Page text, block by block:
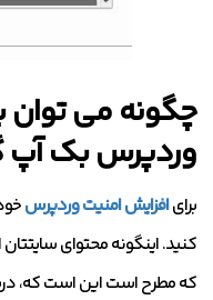
چگونه می توان
وردپرس بک آپ
برایافزایش امنیت وردپرس
کنید. اینگونه محتوای
که مطرح است این است که،